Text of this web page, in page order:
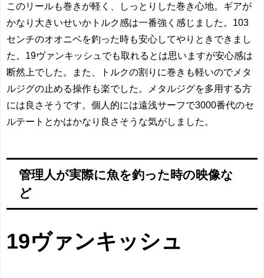
このリールも巻きが軽く、しっとりした巻き心地。ギアが
かなり大きいせいかトルク感は一番強く感じました。103
センチのオオニベを釣った時も安心してやりときできまし
た。19ヴァンキッシュでも取れるとは思いますが安心感は
断然上でした。また、トルクの割りに巻きも軽いのでメタ
ルジグの止める操作も楽でした。メタルジグを多用する方
には良さそうです。個人的には遠浅サーフで3000番代のセ
ルテートとかはかなり良さそうな気がしました。
管理人が実際に魚を釣った時の映像な
ど
19ヴァンキッシュ